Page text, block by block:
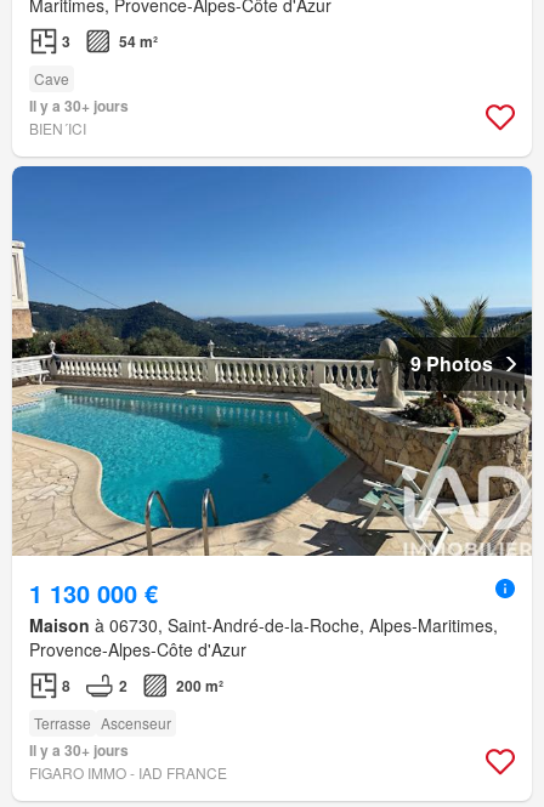
3 54 m²
Cave
Il y a 30+ jours
BIEN´ICI
9 Photos
1 130 000 €
Maison à 06730, Saint-André-de-la-Roche, Alpes-Maritimes,
Provence-Alpes-Côte d'Azur
8 2 200 m²
Terrasse Ascenseur
Il y a 30+ jours
FIGARO IMMO - IAD FRANCE